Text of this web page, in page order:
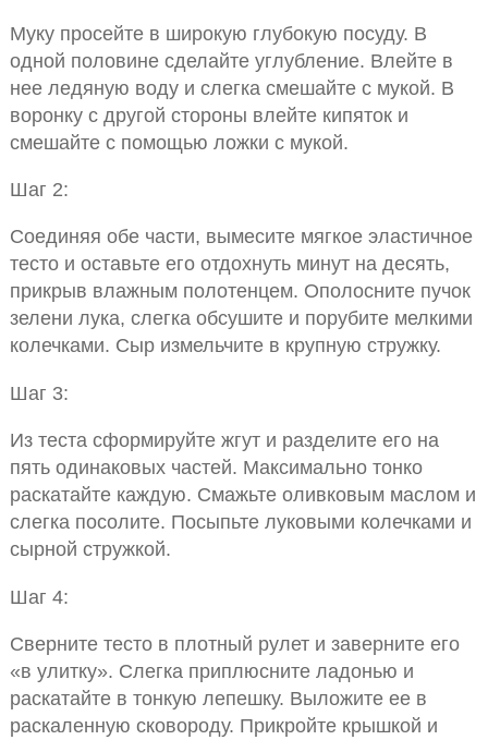
Муку просейте в широкую глубокую посуду. В
одной половине сделайте углубление. Влейте в
нее ледяную воду и слегка смешайте с мукой. В
воронку с другой стороны влейте кипяток и
смешайте с помощью ложки с мукой.
Шаг 2:
Соединяя обе части, вымесите мягкое эластичное
тесто и оставьте его отдохнуть минут на десять,
прикрыв влажным полотенцем. Ополосните пучок
зелени лука, слегка обсушите и порубите мелкими
колечками. Сыр измельчите в крупную стружку.
Шаг 3:
Из теста сформируйте жгут и разделите его на
пять одинаковых частей. Максимально тонко
раскатайте каждую. Смажьте оливковым маслом и
слегка посолите. Посыпьте луковыми колечками и
сырной стружкой.
Шаг 4:
Сверните тесто в плотный рулет и заверните его
«в улитку». Слегка приплюсните ладонью и
раскатайте в тонкую лепешку. Выложите ее в
раскаленную сковороду. Прикройте крышкой и